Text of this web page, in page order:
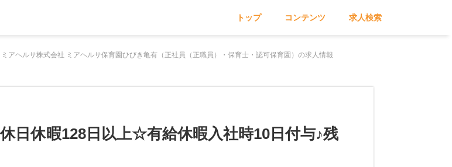
トップ コンテンツ 求人検索
ミアヘルサ株式会社 ミアヘルサ保育園ひびき亀有（正社員（正職員）・保育士・認可保育園）の求人情報
日休暇128日以上☆有給休暇入社時10日付与♪残